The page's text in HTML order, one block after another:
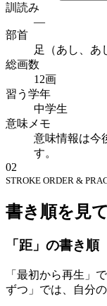
訓読み
—
部首
足（あし、あ
総画数
12画
習う学年
中学生
意味メモ
意味情報は今
す。
02
STROKE ORDER &
書き順を見
「距」の書き順
「最初から再生」
ずつ」では、自分